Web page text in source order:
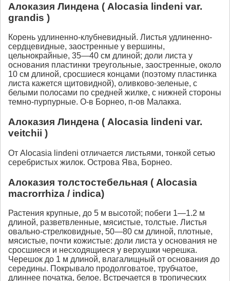
Алоказия Линдена ( Alocasia lindeni var.
grandis )
Корень удлиненно-клубневидный. Листья удлиненно-
сердцевидные, заостренные у вершины,
цельнокрайные, 35—40 см длиной; доли листа у
основания пластинки треугольные, заостренные, около
10 см длиной, сросшиеся концами (поэтому пластинка
листа кажется щитовидной), оливково-зеленые, с
белыми полосами по средней жилке, с нижней стороны
темно-пурпурные. О-в Борнео, п-ов Малакка.
Алоказия Линдена ( Alocasia lindeni var.
veitchii )
От Alocasia lindeni отличается листьями, тонкой сетью
серебристых жилок. Острова Ява, Борнео.
Алоказия толстостебельная ( Alocasia
macrorrhiza / indica)
Растения крупные, до 5 м высотой; побеги 1—1.2 м
длиной, разветвленные, мясистые, толстые. Листья
овально-стрелковидные, 50—80 см длиной, плотные,
мясистые, почти кожистые: доли листа у основания не
сросшиеся и несходящиеся у верхушки черешка.
Черешок до 1 м длиной, влагалищный от основания до
середины. Покрывало продолговатое, трубчатое,
длиннее початка, белое. Встречается в тропических